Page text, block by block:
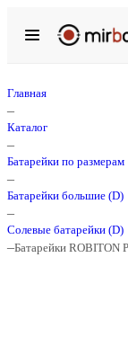
Главная
–
Каталог
–
Батарейки по размерам
–
Батарейки большие (D)
–
Солевые батарейки (D)
–Батарейки ROBITON